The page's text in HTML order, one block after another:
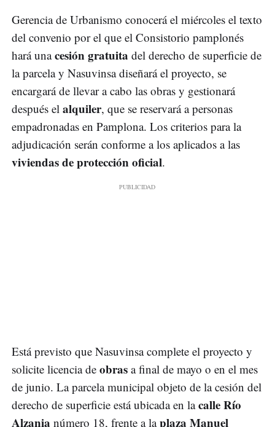
Gerencia de Urbanismo conocerá el miércoles el texto
del convenio por el que el Consistorio pamplonés
hará unacesión gratuita del derecho de superficie de
la parcela y Nasuvinsa diseñará el proyecto, se
encargará de llevar a cabo las obras y gestionará
después el alquiler, que se reservará a personas
empadronadas en Pamplona. Los criterios para la
adjudicación serán conforme a los aplicados a las
viviendas de protección oficial.
Está previsto que Nasuvinsa complete el proyecto y
solicite licencia de obras a final de mayo o en el mes
de junio. La parcela municipal objeto de la cesión del
derecho de superficie está ubicada en lacalle Río
Alzania número 18, frente a laplaza Manuel